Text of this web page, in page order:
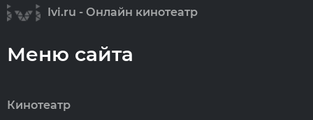
Ivi.ru - Онлайн кинотеатр
Меню сайта
Кинотеатр